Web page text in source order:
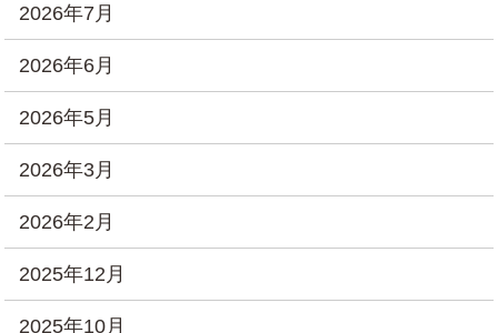
2026年7月
2026年6月
2026年5月
2026年3月
2026年2月
2025年12月
2025年10月